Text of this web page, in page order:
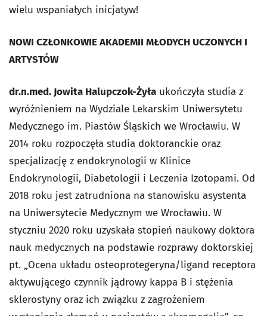
wielu wspaniałych inicjatyw!
NOWI CZŁONKOWIE AKADEMII MŁODYCH UCZONYCH I
ARTYSTÓW
dr.n.med. Jowita Halupczok-Żyła ukończyła studia z
wyróżnieniem na Wydziale Lekarskim Uniwersytetu
Medycznego im. Piastów Śląskich we Wrocławiu. W
2014 roku rozpoczęła studia doktoranckie oraz
specjalizację z endokrynologii w Klinice
Endokrynologii, Diabetologii i Leczenia Izotopami. Od
2018 roku jest zatrudniona na stanowisku asystenta
na Uniwersytecie Medycznym we Wrocławiu. W
styczniu 2020 roku uzyskała stopień naukowy doktora
nauk medycznych na podstawie rozprawy doktorskiej
pt. „Ocena układu osteoprotegeryna/ligand receptora
aktywującego czynnik jądrowy kappa B i stężenia
sklerostyny oraz ich związku z zagrożeniem